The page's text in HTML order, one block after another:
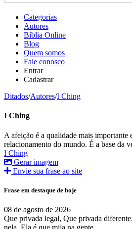
Categorias
Autores
Bíblia Online
Blog
Quem somos
Fale conosco
Entrar
Cadastrar
Ditados/Autores/I Ching
I Ching
A afeição é a qualidade mais importante
relacionamento do mundo. É a base da
I Ching
Gerar imagem
Envie sua frase ao site
Frase em destaque de hoje
08 de agosto de 2026
Que privada legal, Que privada
nela, Ela é que mija na gente.